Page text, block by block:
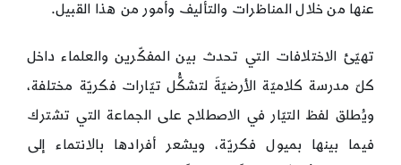
عنها من خلال المناظرات والتأليف وأمور من هذا القبيل.
تهيّئ الاختلافات التي تحدث بين المفكّرين والعلماء داخل
كلّ مدرسة كلاميّة الأرضيّةَ لتشكُّل تيّارات فكريّة مختلفة،
ويُطلق لفظ التيّار في الاصطلاح على الجماعة التي تشترك
فيما بينها بميول فكريّة، ويشعر أفرادها بالانتماء إلى